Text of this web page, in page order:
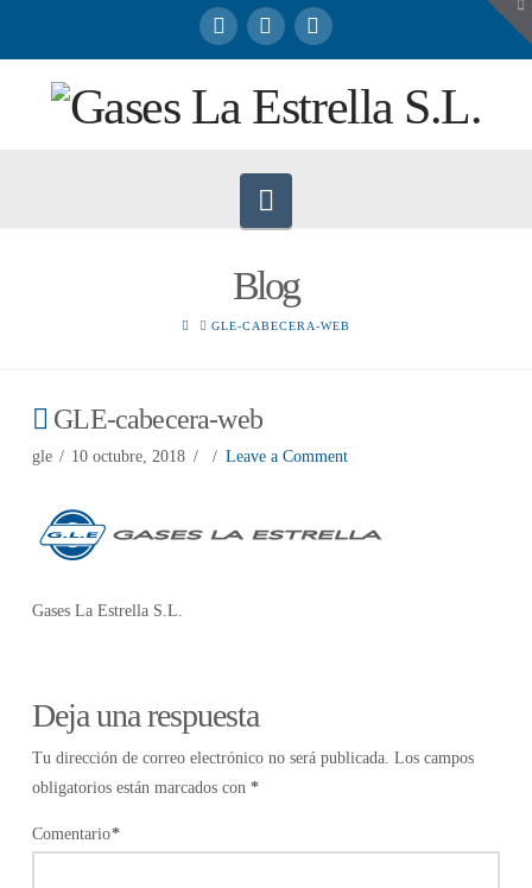
Navigation
Blog
HOMEGLE-CABECERA-WEB
GLE-cabecera-web
gle 10 octubre, 2018 Leave a Comment
Gases La Estrella S.L.
Deja una respuesta
Tu dirección de correo electrónico no será publicada. Los campos
obligatorios están marcados con *
Comentario*